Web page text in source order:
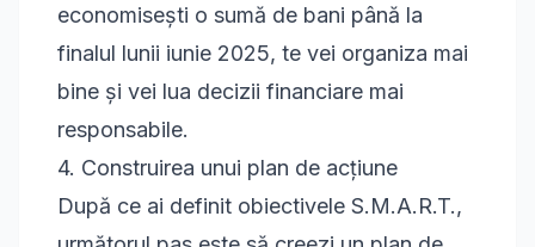
economisești o sumă de bani până la
finalul lunii iunie 2025, te vei organiza mai
bine și vei lua decizii financiare mai
responsabile.
4. Construirea unui plan de acțiune
După ce ai definit obiectivele S.M.A.R.T.,